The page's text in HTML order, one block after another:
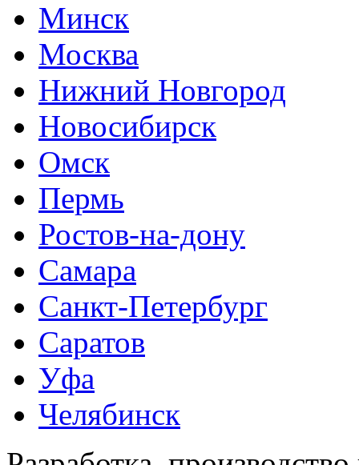
Минск
Москва
Нижний Новгород
Новосибирск
Омск
Пермь
Ростов-на-дону
Самара
Санкт-Петербург
Саратов
Уфа
Челябинск